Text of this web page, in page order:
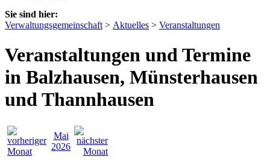
Sie sind hier:
Verwaltungsgemeinschaft > Aktuelles > Veranstaltungen
Veranstaltungen und Termine
in Balzhausen, Münsterhausen
und Thannhausen
Mai
2026